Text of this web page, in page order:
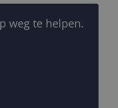
weg te helpen.